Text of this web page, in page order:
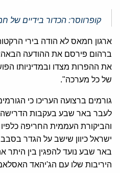
קופרווסר: הכדור בידיים של
ארגון חמאס לא הודה בירי
ברהום פירסם את ההודעה
את ההפרות מצדו ובמדיניותו
של כל מערכה".
גורמים ברצועה העריכו כי
לעבר באר שבע בעקבות הדרישה
והביקורת העממית החריפה
ישראל כיוון שישב על הגדר
באר שבע נועד להפגין בין היתר
היריבות שלו עם הג'יהאד